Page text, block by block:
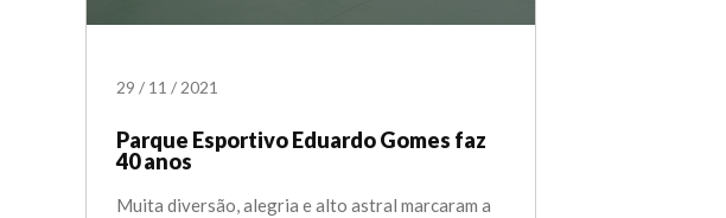
29 / 11 /2021
Parque Esportivo Eduardo Gomes faz
40 anos
Muita diversão, alegria e alto astral marcaram a